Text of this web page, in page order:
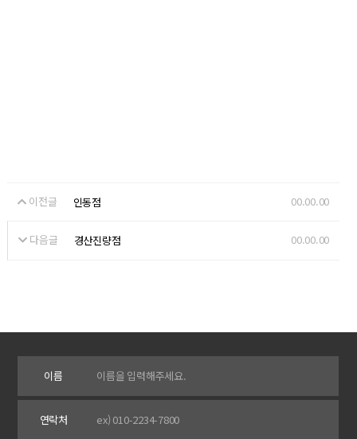
이전글 인동점 00.00.00
다음글 경산진량점 00.00.00
이름
연락처